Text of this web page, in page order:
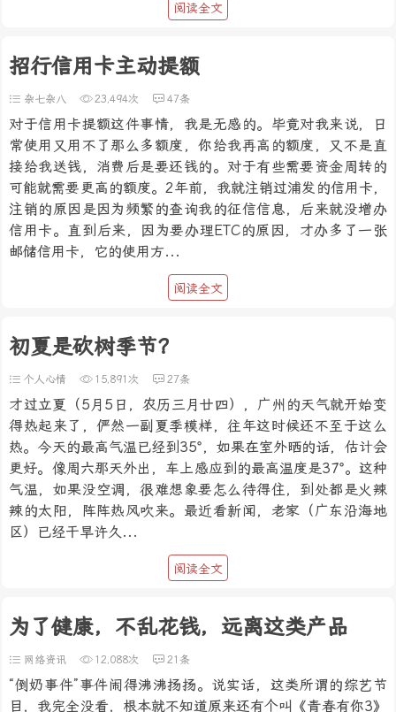
阅读全文
招行信用卡主动提额
杂七杂八 23,494次 47条
对于信用卡提额这件事情，我是无感的。毕竟对我来说，日
常使用又用不了那么多额度，你给我再高的额度，又不是直
接给我送钱，消费后是要还钱的。对于有些需要资金周转的
可能就需要更高的额度。2年前，我就注销过浦发的信用卡，
注销的原因是因为频繁的查询我的征信信息，后来就没增办
信用卡。直到后来，因为要办理ETC的原因，才办多了一张
邮储信用卡，它的使用方...
阅读全文
初夏是砍树季节？
个人心情 15,891次 27条
才过立夏（5月5日，农历三月廿四），广州的天气就开始变
得热起来了，俨然一副夏季模样，往年这时候还不至于这么
热。今天的最高气温已经到35°，如果在室外晒的话，估计会
更好。像周六那天外出，车上感应到的最高温度是37°。这种
气温，如果没空调，很难想象要怎么待得住，到处都是火辣
辣的太阳，阵阵热风吹来。最近看新闻，老家（广东沿海地
区）已经干旱许久...
阅读全文
为了健康，不乱花钱，远离这类产品
网络资讯 12,088次 21条
“倒奶事件”事件闹得沸沸扬扬。说实话，这类所谓的综艺节
目，我完全没看，根本就不知道原来还有个叫《青春有你3》